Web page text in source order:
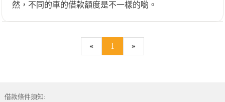
然，不同的車的借款額度是不一樣的喲。
« 1 »
借款條件須知: